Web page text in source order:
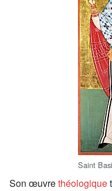
Saint
Son œuvrethéologique